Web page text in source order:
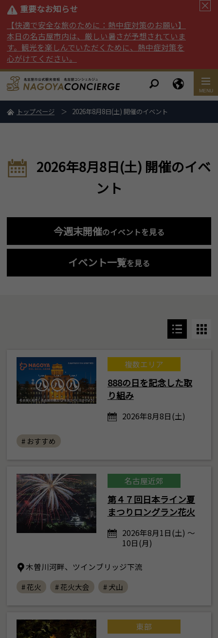
重要なお知らせ
【快適で安全な旅のために：熱中症対策のお願い】
本日の名古屋市内は、厳しい暑さが予想されていま
す。観光を楽しんでいただくために、熱中症対策を
心がけてください。
トップページ 2026年8月8日(土) 開催のイベント
2026年8月8日(土) 開催のイベ
ント
今週末開催のイベントを見る
イベント一覧を見る
複数エリア
888の日を記念した取
り組み
2026年8月8日(土)
# おすすめ
名古屋近郊
第４７回日本ライン夏
まつりロングラン花火
2026年8月1日(土) ～
10日(月)
木曽川河畔、ツインブリッジ下流
# 花火 # 花火大会 # 犬山
東部